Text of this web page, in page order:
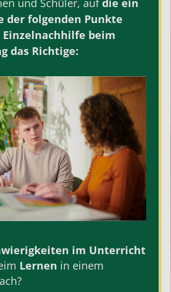
und Schüler, auf die ein
der folgenden Punkte
Einzelnachhilfe beim
das Richtige:
im Unterricht
Lernen in einem